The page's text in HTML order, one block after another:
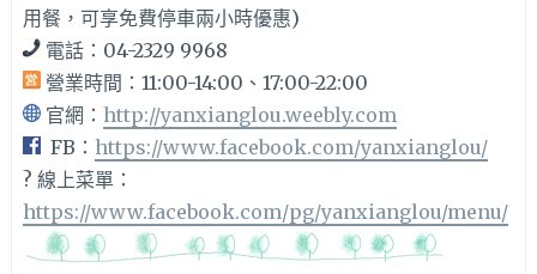
用餐，可享免費停車兩小時優惠)
電話：04-2329 9968
營業時間：11:00-14:00、17:00-22:00
官網： http://yanxianglou.weebly.com
FB： https://www.facebook.com/yanxianglou/
? 線上菜單：
https://www.facebook.com/pg/yanxianglou/menu/